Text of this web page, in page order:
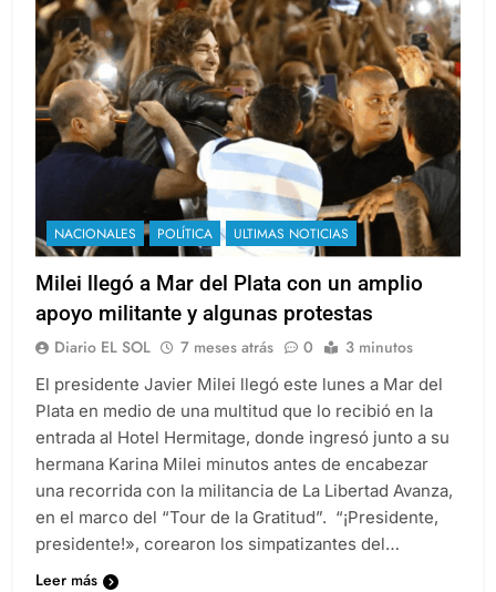
NACIONALES POLÍTICA ULTIMAS NOTICIAS
Milei llegó a Mar del Plata con un amplio
apoyo militante y algunas protestas
Diario EL SOL 7 meses atrás 0 3 minutos
El presidente Javier Milei llegó este lunes a Mar del
Plata en medio de una multitud que lo recibió en la
entrada al Hotel Hermitage, donde ingresó junto a su
hermana Karina Milei minutos antes de encabezar
una recorrida con la militancia de La Libertad Avanza,
en el marco del “Tour de la Gratitud”. “¡Presidente,
presidente!», corearon los simpatizantes del…
Leer más